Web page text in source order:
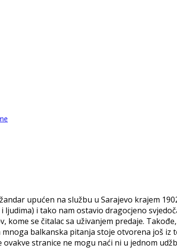
upućen na službu u Sarajevo krajem
ljudima) i tako nam ostavio dragocjeno
kome se čitalac sa uživanjem predaje.
balkanska pitanja stoje otvorena još
ovakve stranice ne mogu naći ni u jednom